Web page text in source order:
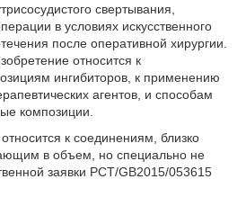
свертывания,
в условиях искусственного
после оперативной хирургии.
относится к
ингибиторов, к применению
агентов, и способам
композиции.
к соединениям, близко
в объем, но специально не
заявки PCT/GB2015/053615